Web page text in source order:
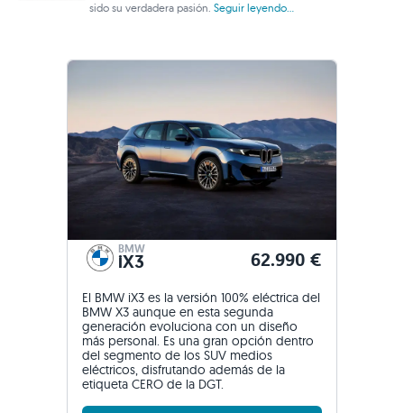
sido su verdadera pasión.Seguir leyendo...
BMW
iX3 62.990 €
El BMW iX3 es la versión 100% eléctrica del
BMW X3 aunque en esta segunda
generación evoluciona con un diseño
más personal. Es una gran opción dentro
del segmento de los SUV medios
eléctricos, disfrutando además de la
etiqueta CERO de la DGT.